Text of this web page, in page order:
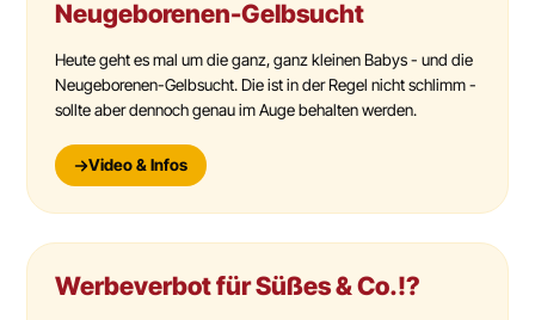
Neugeborenen-Gelbsucht
Heute geht es mal um die ganz, ganz kleinen Babys - und die
Neugeborenen-Gelbsucht. Die ist in der Regel nicht schlimm -
sollte aber dennoch genau im Auge behalten werden.
Video & Infos
Werbeverbot für Süßes & Co.!?